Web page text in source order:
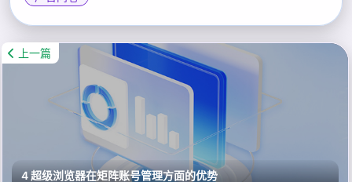
上一篇
4 超级浏览器在矩阵账号管理方面的优势